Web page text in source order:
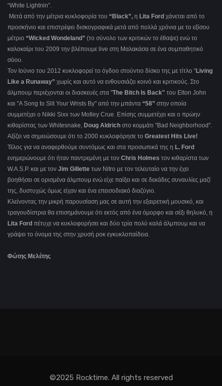
“White Lightnin”.
Μετά από την μέτρια κυκλοφορία του “Black”, η Lita Ford χάνεται από το
προσκήνιο και επιστρέφει δισκογραφικά μετά από πολλά χρόνια με το εξίσου
μέτριο “Wicked Wondeland” (το σύνολο των κριτικών το έθαψε) ενώ το
καλοκαίρι του 2009 την βλέπουμε live στη Μαλακάσα σε ένα συμπαθητικό
σόου.
Τον Ιούνιο του 2012 κυκλοφορεί το όγδοο στούντιο δίσκο της με τίτλο “Living
Like a Runaway” χωρίς και αυτό να ενθουσιάζει κοινό και κριτικούς. Στο
άλμπουμ περιέχονται οι διασκευές στα "The Bitch Is Back" του Elton John
και "A Song to Slit Your Wrists By" από την μπάντα “58” στην οποία
συμμετέχει ο Nikki Sixx των Motley Crue. Eπίσης συμμετέχει και ο πρώην
κιθαρίστας των Whitesnake, Doug Aldrich στο κομμάτι "Bad Neighborhood".
Αξίζει να σημειώσουμε ότι το 2000 κυκλοφόρησε το Greatest Hits Live!
Τέλος για να αναφερθούμε συντόμως και στα προσωπικά της η L. Ford
ενημερώνουμε ότι ήταν παντρεμένη με τον Chris Holmes τον κιθαρίστα των
W.A.S.P. και με τον Jim Gillette των Nitro με τον τελευταίο να την έχει
βοηθήσει σε ορισμένα άλμπουμ ενώ είχε παίξει και σε δεκάδες συναυλίες μαζί
της, δυστυχώς όμως είχαν και ένα επεισοδιακό διαζύγιο.
Κλείνοντας την μικρή παρουσίαση μας σε αυτή την εξαιρετική μουσικό, και
τραγουδίστρια θα επισημάνουμε ότι εκτός από ένα όμορφο και σέξι θηλυκό, η
Lita Ford πέτυχε να κυκλοφορήσει και δύο τρία πολύ καλά άλμπουμ και να
γράψει το όνομα της στην χρυσή ροκ εγκυκλοπαίδεια.
Φώτης Μελέτης
©2025 Rocktime. All rights reserved